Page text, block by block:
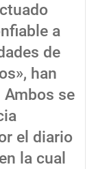
a
de
han
Ambos se
el diario
la cual